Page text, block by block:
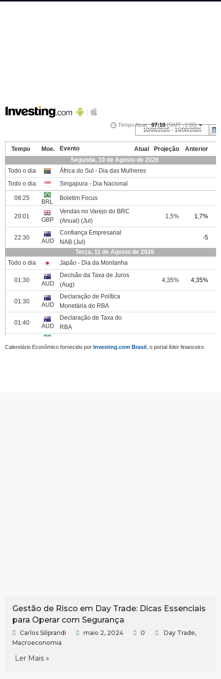
Calendário Econômico fornecido por Investing.com Brasil , o portal líder financeiro.
Gestão de Risco em Day Trade: Dicas Essenciais
para Operar com Segurança
Carlos Siliprandi maio 2, 2024 0 Day Trade,
Macroeconomia
Ler Mais »